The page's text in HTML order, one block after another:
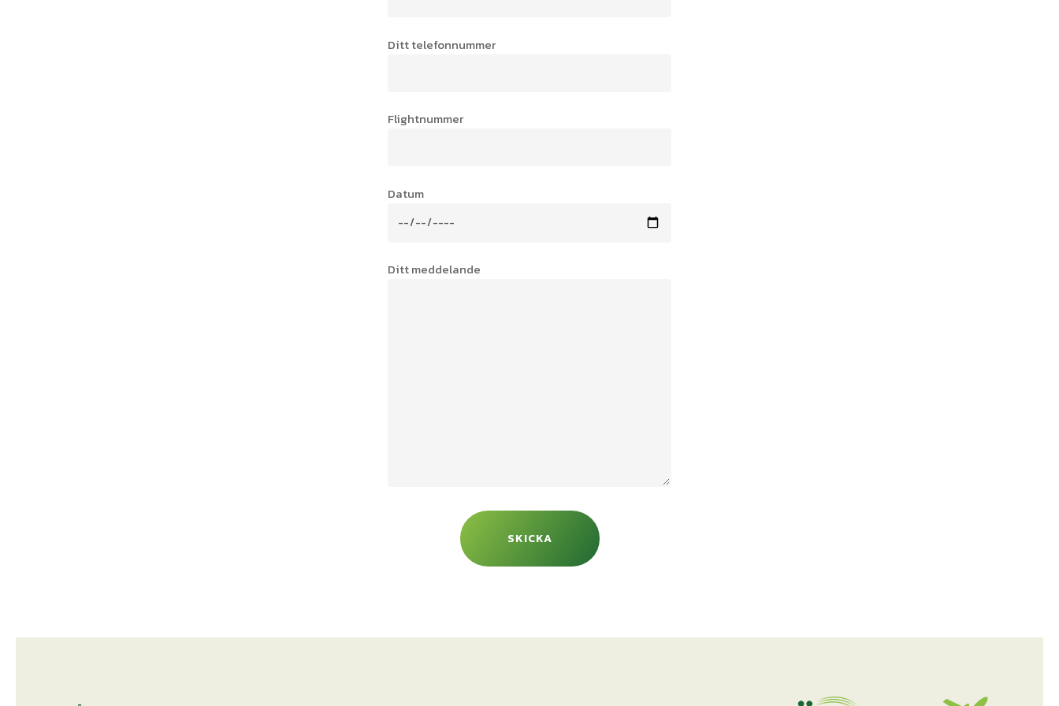
Ditt telefonnummer
Flightnummer
Datum
Ditt meddelande